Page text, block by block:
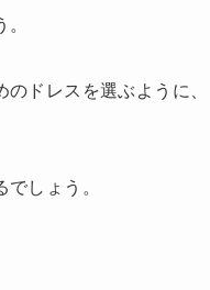
ドレスを選ぶように、
しょう。